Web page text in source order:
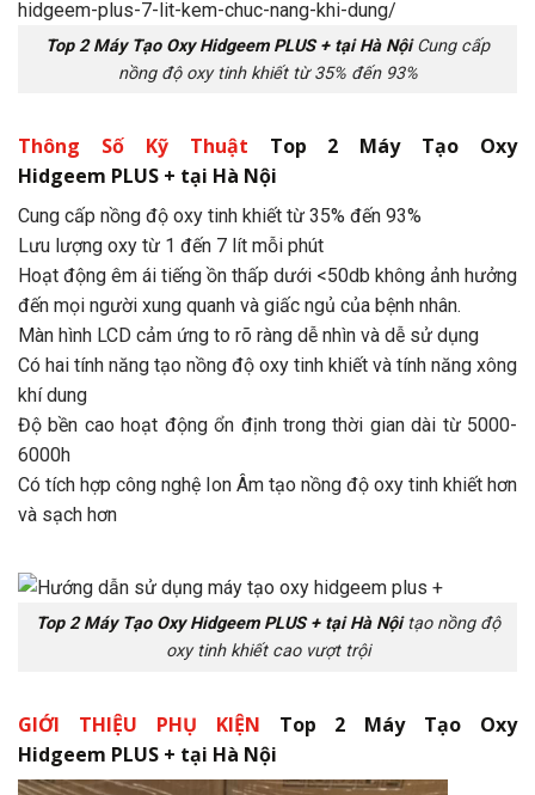
Top 2 Máy Tạo Oxy Hidgeem PLUS + tại Hà NộiCung cấp
nồng độ oxy tinh khiết từ 35% đến 93%
Thông Số Kỹ Thuật Top 2 Máy Tạo Oxy
Hidgeem PLUS + tại Hà Nội
Cung cấp nồng độ oxy tinh khiết từ 35% đến 93%
Lưu lượng oxy từ 1 đến 7 lít mỗi phút
Hoạt động êm ái tiếng ồn thấp dưới <50db không ảnh hưởng
đến mọi người xung quanh và giấc ngủ của bệnh nhân.
Màn hình LCD cảm ứng to rõ ràng dễ nhìn và dễ sử dụng
Có hai tính năng tạo nồng độ oxy tinh khiết và tính năng xông
khí dung
Độ bền cao hoạt động ổn định trong thời gian dài từ 5000-
6000h
Có tích hợp công nghệ Ion Âm tạo nồng độ oxy tinh khiết hơn
và sạch hơn
Top 2 Máy Tạo Oxy Hidgeem PLUS + tại Hà Nộitạo nồng độ
oxy tinh khiết cao vượt trội
GIỚI THIỆU PHỤ KIỆN Top 2 Máy Tạo Oxy
Hidgeem PLUS + tại Hà Nội